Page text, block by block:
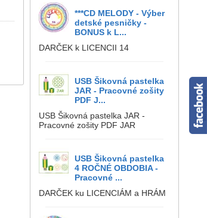
***CD MELODY - Výber
detské pesničky -
BONUS k L...
DARČEK k LICENCII 14
USB Šikovná pastelka
JAR - Pracovné zošity
PDF J...
USB Šikovná pastelka JAR -
Pracovné zošity PDF JAR
USB Šikovná pastelka
4 ROČNÉ OBDOBIA -
Pracovné ...
DARČEK ku LICENCIÁM a HRÁM